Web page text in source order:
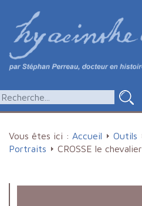
Vous êtes ici : Accueil Outils
Portraits
CROSSE le chevalier